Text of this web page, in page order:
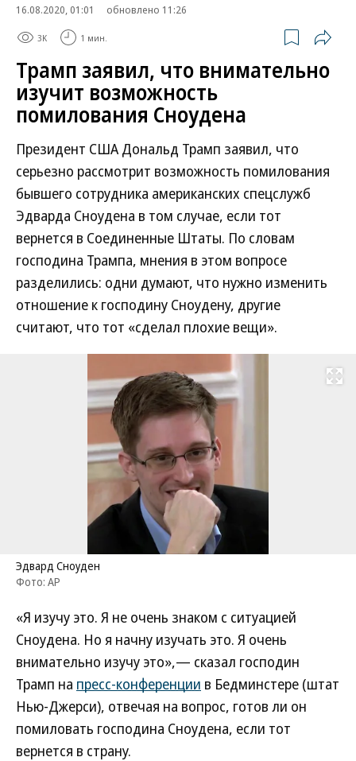
16.08.2020, 01:01
обновлено 11:26
3K 1 мин.
Трамп заявил, что внимательно
изучит возможность
помилования Сноудена
Президент США Дональд Трамп заявил, что
серьезно рассмотрит возможность помилования
бывшего сотрудника американских спецслужб
Эдварда Сноудена в том случае, если тот
вернется в Соединенные Штаты. По словам
господина Трампа, мнения в этом вопросе
разделились: одни думают, что нужно изменить
отношение к господину Сноудену, другие
считают, что тот «сделал плохие вещи».
Развернуть
Эдвард Сноуден
Фото: AP
«Я изучу это. Я не очень знаком с ситуацией
Сноудена. Но я начну изучать это. Я очень
внимательно изучу это»,— сказал господин
Трамп на пресс-конференции в Бедминстере (штат
Нью-Джерси), отвечая на вопрос, готов ли он
помиловать господина Сноудена, если тот
вернется в страну.